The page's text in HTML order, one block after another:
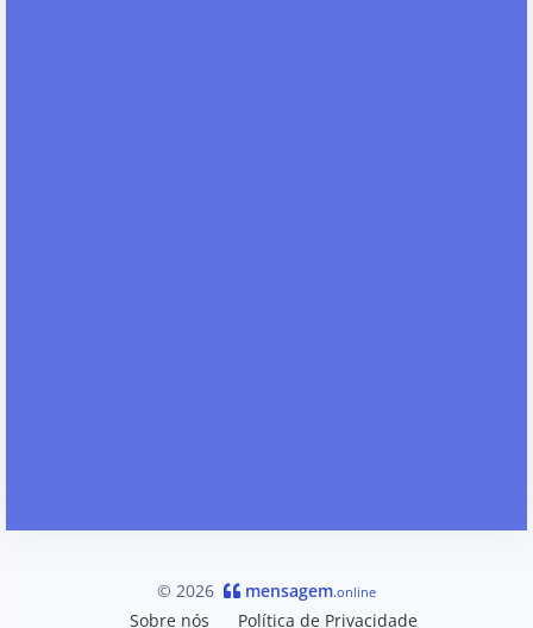
© 2026 mensagem.online
Sobre nós Política de Privacidade